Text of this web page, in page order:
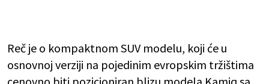
Reč je o kompaktnom SUV modelu, koji će u
osnovnoj verziji na pojedinim evropskim tržištima